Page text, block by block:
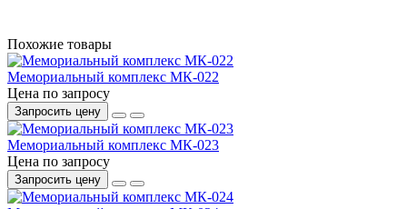
Похожие товары
Мемориальный комплекс МК-022
Цена по запросу
Запросить цену
Мемориальный комплекс МК-023
Цена по запросу
Запросить цену